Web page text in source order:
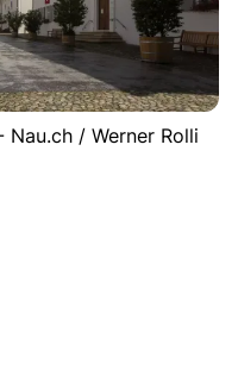
/ Werner Rolli